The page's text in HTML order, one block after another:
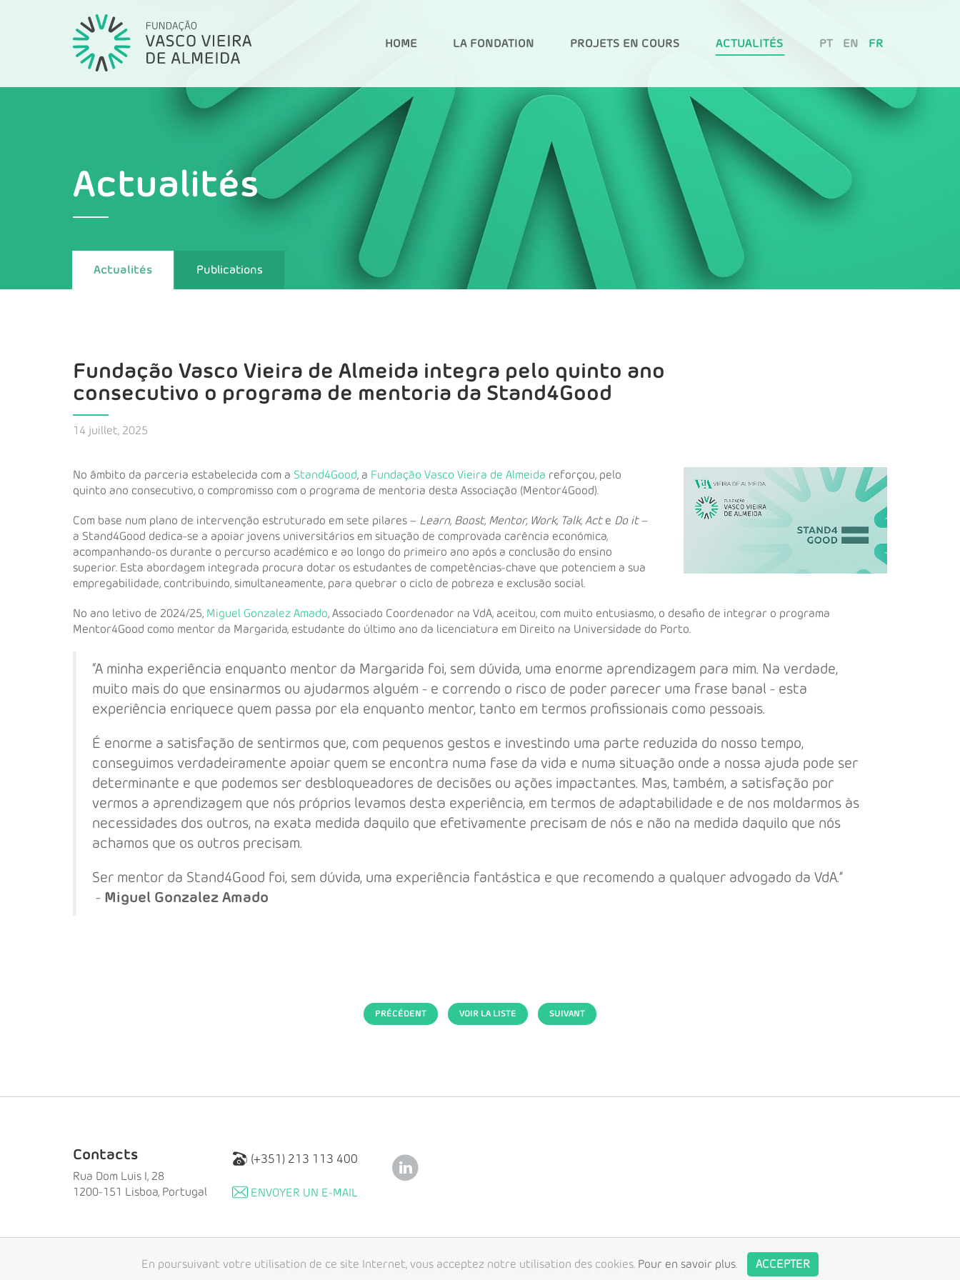
HOME LA FONDATION PROJETS EN COURS ACTUALITÉS PT EN FR
Actualités
Actualités Publications
Fundação Vasco Vieira de Almeida integra pelo quinto ano
consecutivo o programa de mentoria da Stand4Good
14 juillet, 2025
No âmbito da parceria estabelecida com a Stand4Good, a Fundação Vasco Vieira de Almeida reforçou, pelo
quinto ano consecutivo, o compromisso com o programa de mentoria desta Associação (Mentor4Good).
Com base num plano de intervenção estruturado em sete pilares – Learn, Boost, Mentor, Work, Talk, Acte Do it–
a Stand4Good dedica-se a apoiar jovens universitários em situação de comprovada carência económica,
acompanhando-os durante o percurso académico e ao longo do primeiro ano após a conclusão do ensino
superior. Esta abordagem integrada procura dotar os estudantes de competências-chave que potenciem a sua
empregabilidade, contribuindo, simultaneamente, para quebrar o ciclo de pobreza e exclusão social.
No ano letivo de 2024/25, Miguel Gonzalez Amado, Associado Coordenador na VdA, aceitou, com muito entusiasmo, o desafio de integrar o programa
Mentor4Good como mentor da Margarida, estudante do último ano da licenciatura em Direito na Universidade do Porto.
“A minha experiência enquanto mentor da Margarida foi, sem dúvida, uma enorme aprendizagem para mim. Na verdade,
muito mais do que ensinarmos ou ajudarmos alguém - e correndo o risco de poder parecer uma frase banal - esta
experiência enriquece quem passa por ela enquanto mentor, tanto em termos profissionais como pessoais.
É enorme a satisfação de sentirmos que, com pequenos gestos e investindo uma parte reduzida do nosso tempo,
conseguimos verdadeiramente apoiar quem se encontra numa fase da vida e numa situação onde a nossa ajuda pode ser
determinante e que podemos ser desbloqueadores de decisões ou ações impactantes. Mas, também, a satisfação por
vermos a aprendizagem que nós próprios levamos desta experiência, em termos de adaptabilidade e de nos moldarmos às
necessidades dos outros, na exata medida daquilo que efetivamente precisam de nós e não na medida daquilo que nós
achamos que os outros precisam.
Ser mentor da Stand4Good foi, sem dúvida, uma experiência fantástica e que recomendo a qualquer advogado da VdA.”
- Miguel Gonzalez Amado
PRÉCÉDENT VOIR LA LISTE SUIVANT
Contacts
Rua Dom Luis I, 28
1200-151 Lisboa, Portugal
(+351) 213 113 400
ENVOYER UN E-MAIL
Politique de confidentialité © Copyright 2017 Fundação Vasco Vieira de Almeida. Created by
En poursuivant votre utilisation de ce site Internet, vous acceptez notre utilisation des cookies. Pour en savoir plus ACCEPTER